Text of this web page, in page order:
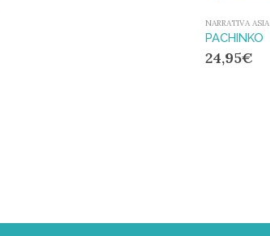
NARRATIVA ASIA
PACHINKO
24,95€